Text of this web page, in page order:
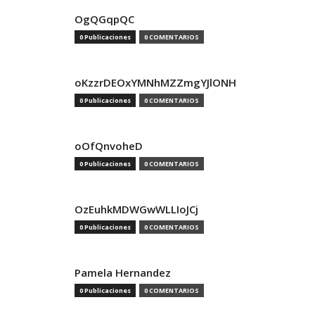
OgQGqpQC
0 Publicaciones 0 COMENTARIOS
oKzzrDEOxYMNhMZZmgYJlONH
0 Publicaciones 0 COMENTARIOS
oOfQnvoheD
0 Publicaciones 0 COMENTARIOS
OzEuhkMDWGwWLLIoJCj
0 Publicaciones 0 COMENTARIOS
Pamela Hernandez
0 Publicaciones 0 COMENTARIOS